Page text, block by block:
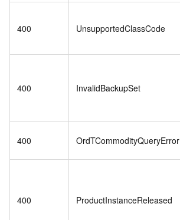
400 UnsupportedClassCode
400 InvalidBackupSet
400 OrdTCommodityQueryError
400 ProductInstanceReleased